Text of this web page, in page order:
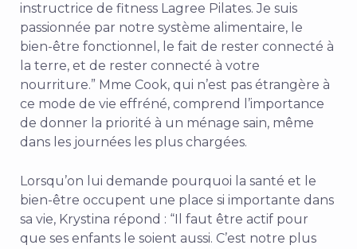
instructrice de fitness Lagree Pilates. Je suis
passionnée par notre système alimentaire, le
bien-être fonctionnel, le fait de rester connecté à
la terre, et de rester connecté à votre
nourriture.” Mme Cook, qui n’est pas étrangère à
ce mode de vie effréné, comprend l’importance
de donner la priorité à un ménage sain, même
dans les journées les plus chargées.
Lorsqu’on lui demande pourquoi la santé et le
bien-être occupent une place si importante dans
sa vie, Krystina répond : “Il faut être actif pour
que ses enfants le soient aussi. C’est notre plus